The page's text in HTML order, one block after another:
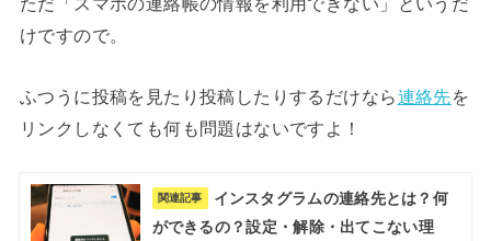
けですので。
ふつうに投稿を見たり投稿したりするだけなら連絡先を
リンクしなくても何も問題はないですよ！
関連記事
インスタグラムの連絡先とは？何
ができるの？設定・解除・出てこない理